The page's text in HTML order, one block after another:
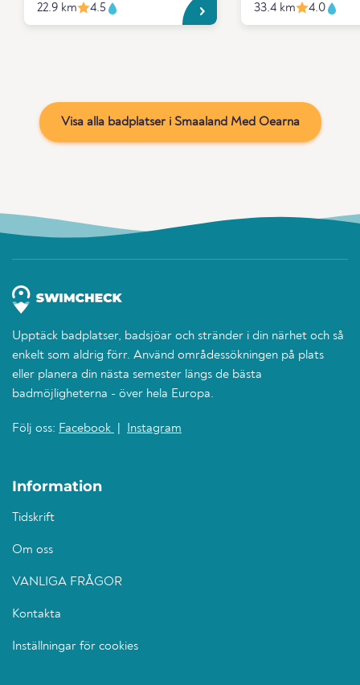
22.9 km 4.5 33.4 km 4.0
Visa alla badplatser i Smaaland Med Oearna
Upptäck badplatser, badsjöar och stränder i din närhet och så
enkelt som aldrig förr. Använd områdessökningen på plats
eller planera din nästa semester längs de bästa
badmöjligheterna - över hela Europa.
Följ oss: Facebook Instagram
Information
Tidskrift
Om oss
VANLIGA FRÅGOR
Kontakta
Inställningar för cookies